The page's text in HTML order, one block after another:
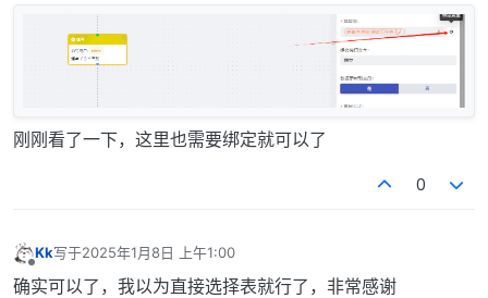
刚刚看了一下，这里也需要绑定就可以了
0
Kk写于2025年1月8日 上午1:00
最后由 编辑
确实可以了，我以为直接选择表就行了，非常感谢